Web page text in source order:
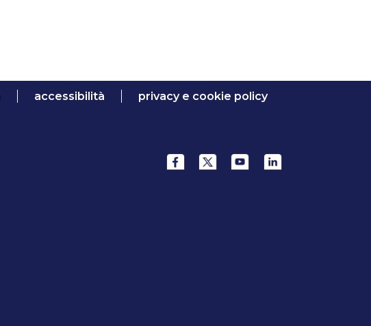
accessibilità privacy e cookie policy